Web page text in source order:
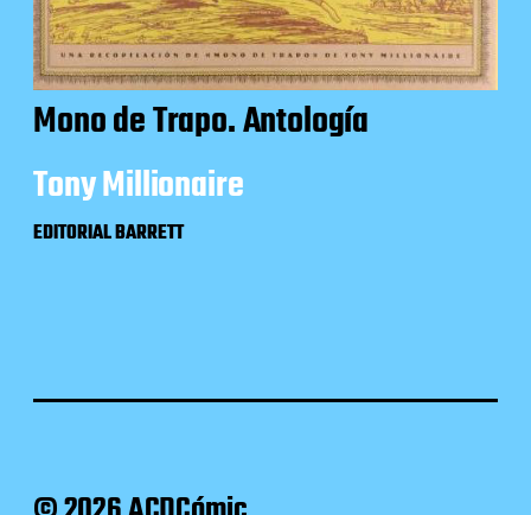
Mono de Trapo. Antología
Tony Millionaire
EDITORIAL BARRETT